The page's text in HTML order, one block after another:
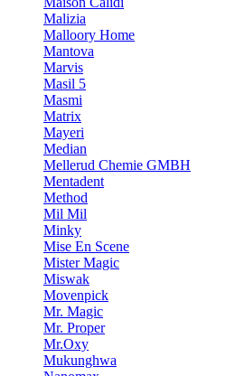
Malizia
Malloory Home
Mantova
Marvis
Masil 5
Masmi
Matrix
Mayeri
Median
Mellerud Chemie GMBH
Mentadent
Method
Mil Mil
Minky
Mise En Scene
Mister Magic
Miswak
Movenpick
Mr. Magic
Mr. Proper
Mr.Oxy
Mukunghwa